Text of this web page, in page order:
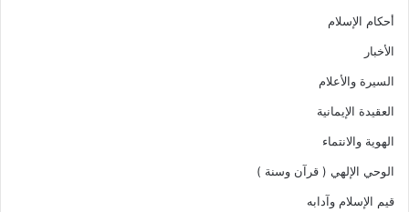
أحكام الإسلام
الأخبار
السيرة والأعلام
العقيدة الإيمانية
الهوية والانتماء
الوحي الإلهي ( قرآن وسنة )
قيم الإسلام وآدابه